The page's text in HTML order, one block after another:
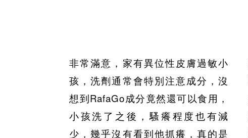
非常滿意，家有異位性皮膚過敏小
孩，洗劑通常會特別注意成分，沒
想到RafaGo成分竟然還可以食用，
小孩洗了之後，騷癢程度也有減
少，幾乎沒有看到他抓癢，真的是